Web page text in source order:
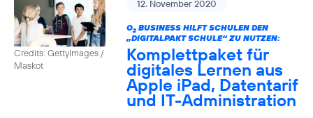
Credits: GettyImages /
Maskot
12. November 2020
O2BUSINESS HILFT SCHULEN DEN
„DIGITALPAKT SCHULE“ ZU NUTZEN:
Komplettpaket für
digitales Lernen aus
Apple iPad, Datentarif
und IT-Administration